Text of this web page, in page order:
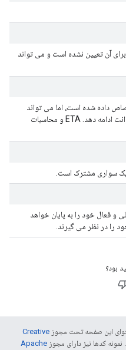
آن تعیین نشده است و می تواند
داده شده است، اما می تواند
پس از تکمیل سفر در حال انجام، به نقطه وانت ادامه دهد. ETA و محاسبات
یک سواری مشترک است.
و فعال خود را به پایان خواهد
بود؟
این صفحه تحت مجوز Creative
کدها نیز دارای مجوز Apache